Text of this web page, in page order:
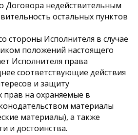
Договора недействительным
остальных пунктов
стороны Исполнителя в случае
положений настоящего
Исполнителя права
соответствующие действия
и защиту
прав на охраняемые в
материалы
материалы), а также
и достоинства.